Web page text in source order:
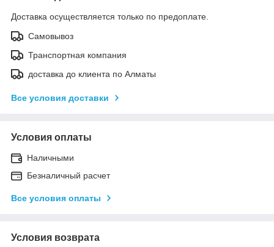
Доставка осуществляется только по предоплате.
Самовывоз
Транспортная компания
доставка до клиента по Алматы
Все условия доставки
Условия оплаты
Наличными
Безналичный расчет
Все условия оплаты
Условия возврата